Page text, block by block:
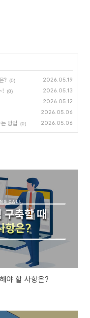
? (0) 2026.05.19
(0) 2026.05.13
2026.05.12
2026.05.06
방법 (0) 2026.05.06
야 할 사항은?